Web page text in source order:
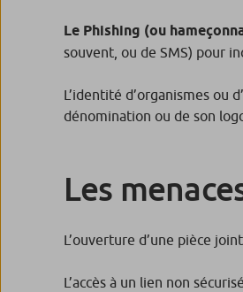
Le Phishing (ou
souvent, ou de SMS) pour
L’identité d’organismes ou
dénomination ou de son
Les
L’ouverture d’une pièce
L’accès à un lien non